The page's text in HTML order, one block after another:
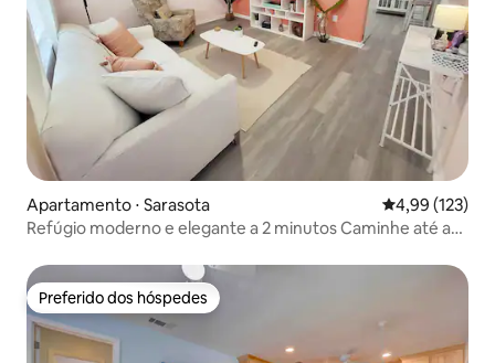
Apartamento ⋅ Sarasota 4,99 de uma
4,99 (123)
Refúgio moderno e elegante a 2 minutos Caminhe até a
Preferido dos hóspedes
Preferido dos hóspedes